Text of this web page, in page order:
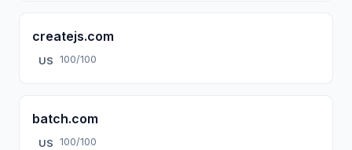
createjs.com
US 100/100
batch.com
US 100/100